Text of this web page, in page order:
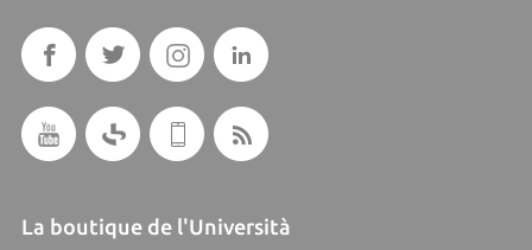
La boutique de l'Università